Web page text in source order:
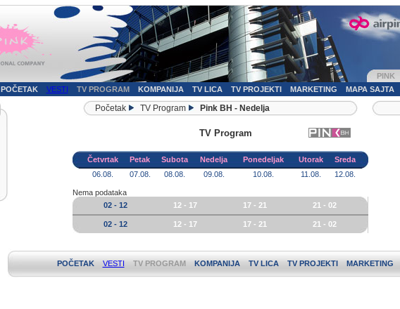
PINK
POČETAK
VESTI TV PROGRAM KOMPANIJA TV LICA TV PROJEKTI MARKETING MAPA SAJTA
Početak TV Program Pink BH - Nedelja
TV Program
Četvrtak Petak Subota Nedelja Ponedeljak Utorak
Sreda
06.08.
07.08. 08.08. 09.08. 10.08. 11.08. 12.08.
Nema podataka
02 - 12
12 - 17 17 - 21 21 - 02
02 - 12 12 - 17 17 - 21 21 - 02
POČETAK VESTI TV PROGRAM KOMPANIJA TV LICA TV PROJEKTI MARKETING